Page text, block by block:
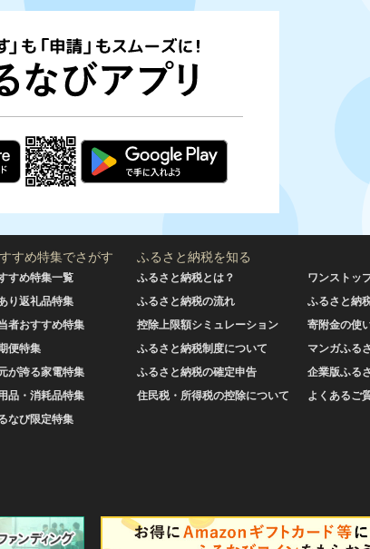
すめ特集でさがす
すめ特集一覧
り返礼品特集
者おすすめ特集
便特集
が誇る家電特集
品・消耗品特集
なび限定特集
ふるさと納税を知る
ふるさと納税とは？
ふるさと納税の流れ
控除上限額シミュレーション
ふるさと納税制度について
ふるさと納税の確定申告
住民税・所得税の控除について
ワンストッ
ふるさと納
寄附金の使
マンガふる
企業版ふる
よくあるご